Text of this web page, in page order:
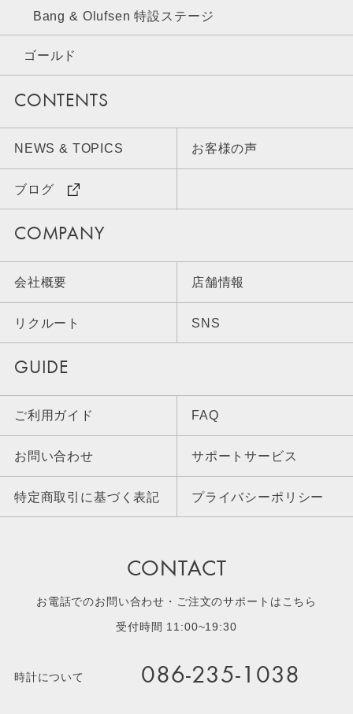
Bang & Olufsen 特設ステージ
ゴールド
CONTENTS
NEWS & TOPICS お客様の声
ブログ
COMPANY
会社概要 店舗情報
リクルート SNS
GUIDE
ご利用ガイド FAQ
お問い合わせ サポートサービス
特定商取引に基づく表記 プライバシーポリシー
CONTACT
お電話でのお問い合わせ・ご注文のサポートはこちら
受付時間 11:00~19:30
時計について 086-235-1038